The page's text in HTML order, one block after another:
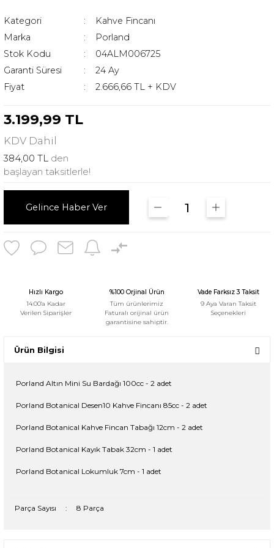
Kategori
Kahve Fincanı
Marka
Porland
Stok Kodu
04ALM006725
Garanti Süresi
24 Ay
Fiyat
2.666,66 TL + KDV
3.199,99 TL
KDV Dahil
384,00 TL den
başlayan taksitlerle!
Gelince Haber Ver
Hızlı Kargo
14:00'a Kadar
Verilen Siparişler
%100 Orjinal Ürün
Tüm ürünlerimiz
Faturalı orijinal ürün
garantisine sahiptir.
Vade Farksız 3 Taksit
9 Aya Varan Taksit
Seçenekleri
Ürün Bilgisi
Porland Altın Mini Su Bardağı 100cc - 2 adet
Porland Botanical Desen10 Kahve Fincanı 85cc - 2 adet
Porland Botanical Kahve Fincan Tabağı 12cm - 2 adet
Porland Botanical Kayık Tabak 32cm - 1 adet
Porland Botanical Lokumluk 7cm - 1 adet
Parça Sayısı : 8 Parça